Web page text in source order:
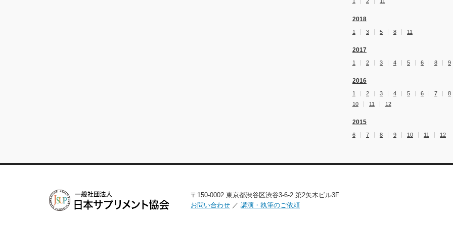
2018
1 3 5 8 11
2017
1 2 3 4 5 6 8 9
2016
1 2 3 4 5 6 7
8
10
11 12
2015
6 7 8 9 10 11 12
〒150-0002 東京都渋谷区渋谷3-6-2 第2矢木ビル3F
お問い合わせ ／ 講演・執筆のご依頼